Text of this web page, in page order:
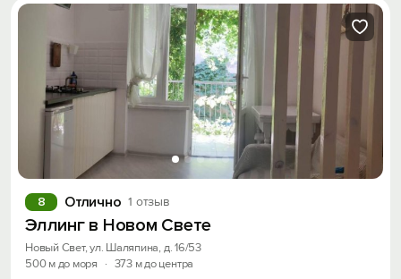
Отлично 1 отзыв
8
Эллинг в Новом Свете
Новый Свет, ул. Шаляпина, д. 16/53
500 м до моря
· 373 м до центра